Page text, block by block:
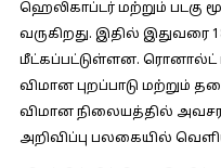
ஹெலிகாப்டர் மற்றும் படகு
வருகிறது. இதில் இதுவரை
மீட்கப்பட்டுள்ளன. ரொனால்ட்
விமான புறப்பாடு மற்றும்
விமான நிலையத்தில் அவசர
அறிவிப்பு பலகையில்